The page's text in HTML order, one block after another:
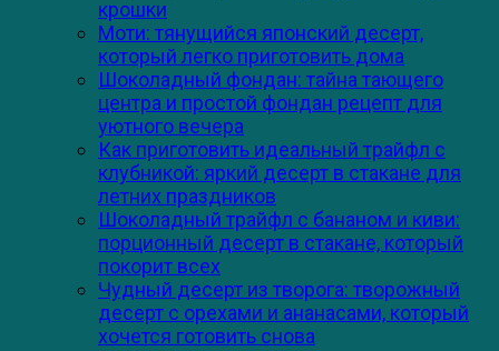
крошки
Моти: тянущийся японский десерт,
который легко приготовить дома
Шоколадный фондан: тайна тающего
центра и простой фондан рецепт для
уютного вечера
Как приготовить идеальный трайфл с
клубникой: яркий десерт в стакане для
летних праздников
Шоколадный трайфл с бананом и киви:
порционный десерт в стакане, который
покорит всех
Чудный десерт из творога: творожный
десерт с орехами и ананасами, который
хочется готовить снова